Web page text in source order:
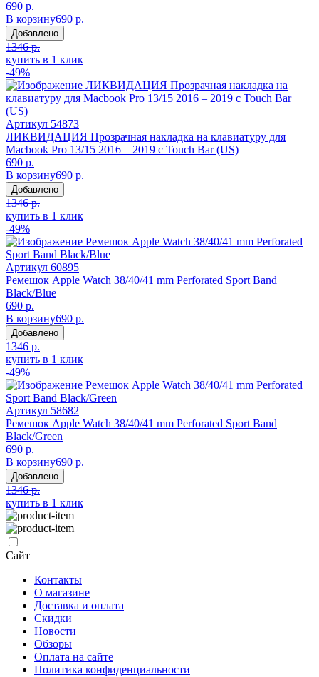
690 р.
В корзину690 р.
Добавлено
1346 р.
купить в 1 клик
-49%
Артикул 54873
ЛИКВИДАЦИЯ Прозрачная накладка на клавиатуру для
Macbook Pro 13/15 2016 – 2019 с Touch Bar (US)
690 р.
В корзину690 р.
Добавлено
1346 р.
купить в 1 клик
-49%
Артикул 60895
Ремешок Apple Watch 38/40/41 mm Perforated Sport Band
Black/Blue
690 р.
В корзину690 р.
Добавлено
1346 р.
купить в 1 клик
-49%
Артикул 58682
Ремешок Apple Watch 38/40/41 mm Perforated Sport Band
Black/Green
690 р.
В корзину690 р.
Добавлено
1346 р.
купить в 1 клик
Сайт
Контакты
О магазине
Доставка и оплата
Скидки
Новости
Обзоры
Оплата на сайте
Политика конфиденциальности